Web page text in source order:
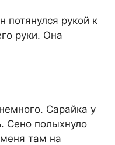
рукой к
руки. Она
Сарайка у
Сено полыхнуло
меня там на